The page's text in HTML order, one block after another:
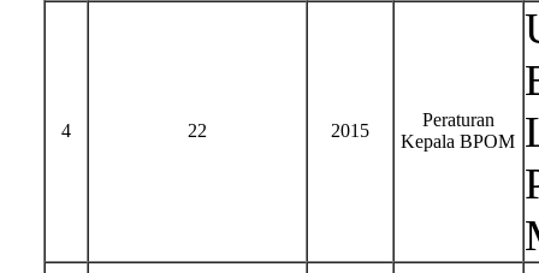
4 22 2015
Peraturan
Kepala BPOM